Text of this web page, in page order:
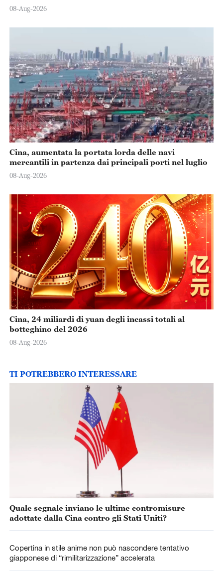
08-Aug-2026
Cina, aumentata la portata lorda delle navi
mercantili in partenza dai principali porti nel luglio
08-Aug-2026
Cina, 24 miliardi di yuan degli incassi totali al
botteghino del 2026
08-Aug-2026
TI POTREBBERO INTERESSARE
Quale segnale inviano le ultime contromisure
adottate dalla Cina contro gli Stati Uniti?
Copertina in stile anime non può nascondere tentativo
giapponese di “rimilitarizzazione” accelerata